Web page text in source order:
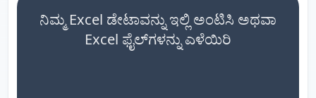
ನಿಮ್ಮ Excel ಡೇಟಾವನ್ನು ಇಲ್ಲಿ ಅಂಟಿಸಿ ಅಥವಾ
Excel ಫೈಲ್‌ಗಳನ್ನು ಎಳೆಯಿರಿ